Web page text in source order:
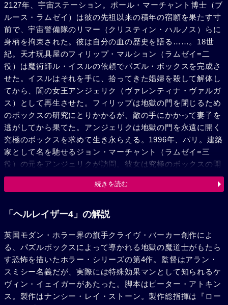
2127年、宇宙ステーション。ポール・マーチャント博士（ブ
ルース・ラムゼイ）は彼の先祖以来の積年の宿願を果たす寸
前で、宇宙警備隊のリマー（クリスティン・ハルノス）らに
身柄を拘束された。彼は自分の血の歴史を語る……。18世
紀。天才玩具屋のフィリップ・マルション（ラムゼイ=二
役）は魔術師ル・イスルの依頼でパズル・ボックスを完成さ
せた。イスルはそれを手に、拾ってきた娼婦を殺して解体し
てから、闇の女王アンジェリク（ヴァレンティナ・ヴァルガ
ス）として再生させた。フィリップは地獄の門を閉じるため
のボックスの研究にとりかかるが、敵の手にかかって妻子を
逃がしてから果てた。アンジェリクは地獄の門を永遠に開く
究極のボックスを求めて生き永らえる。1996年、パリ。建築
家として名を馳せるジョン・マーチャント（ラムゼイ=三
役）の元をアンジェリクが訪問。彼女は究極のボックスの開
発を彼に迫り、魔道士ピンヘッド（ダグ・ブラッドリー）は
ジョンの息子を誘拐して脅迫した。ジョンは研究中だった永
はピンヘッドの手にかかって死ぬ……。そして、ポールは
せなかった地獄の門の破壊に乗り出したのだ。宇宙警備隊の
メンバーが次々にピンヘッドの餌食になっていく。そしてつ
いに、ピンヘッドとマーチャントの子孫は対面を果たす。
が、それはポールの仕掛けた罠で、彼は鏡の反転像を利用し
てすでにリマーと別の宇宙船に逃れていた。宇宙空間でパズ
ル・ボックスと化していくステーション。光のスペクトルの
続きを読む
「ヘルレイザー4」の解説
英国モダン・ホラー界の旗手クライヴ・バーカー創作によ
る、パズルボックスによって導かれる地獄の魔道士がもたら
す恐怖を描いたホラー・シリーズの第4作。監督はアラン・
スミシー名義だが、実際には特殊効果マンとして知られるケ
ヴィン・イェイガーがあたった。脚本はピーター・アトキン
ス。製作はナンシー・レイ・ストーン。製作総指揮は『ロー